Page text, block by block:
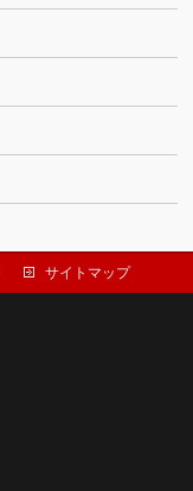
サイトマップ